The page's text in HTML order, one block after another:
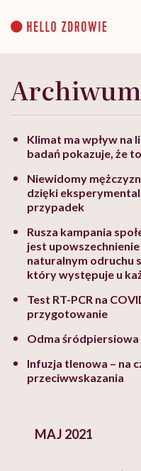
content
Klimat ma wpływ na
badań pokazuje, że
Niewidomy
dzięki
przypadek
Rusza kampania
jest
naturalnym odruchu
który występuje u
Test RT-PCR na
przygotowanie
Odma śródpiersiowa
Infuzja tlenowa – na
przeciwwskazania
MAJ 2021